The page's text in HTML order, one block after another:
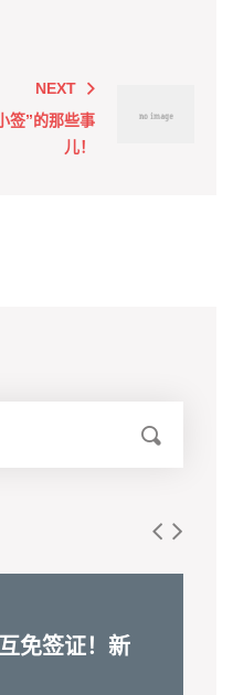
NEXT
签”的那些事
儿！
免签证！新